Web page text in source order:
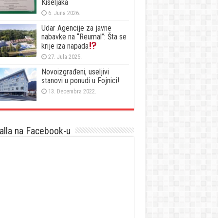
Kiseljaka
6. Juna 2026.
Udar Agencije za javne
nabavke na “Reumal”: Šta se
krije iza napada
27. Jula 2025.
Novoizgrađeni, useljivi
stanovi u ponudi u Fojnici!
13. Decembra 2022.
na Facebook-u